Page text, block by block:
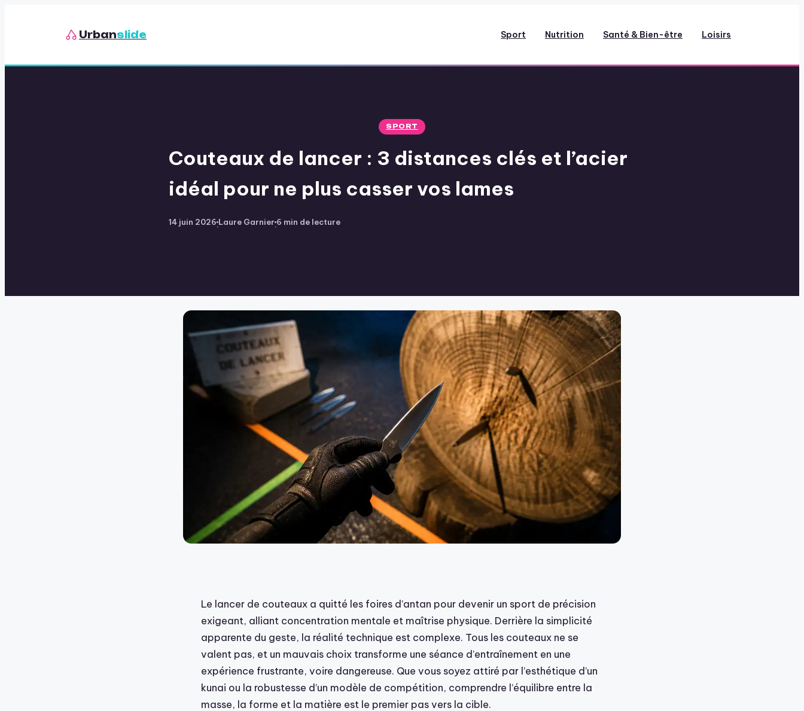
Urbanslide Sport Nutrition Santé & Bien-être Loisirs
SPORT
Couteaux de lancer : 3 distances clés et l’acier
idéal pour ne plus casser vos lames
14 juin 2026
·
Laure Garnier
·
6 min de lecture
Le lancer de couteaux a quitté les foires d’antan pour devenir un sport de précision
exigeant, alliant concentration mentale et maîtrise physique. Derrière la simplicité
apparente du geste, la réalité technique est complexe. Tous les couteaux ne se
valent pas, et un mauvais choix transforme une séance d’entraînement en une
expérience frustrante, voire dangereuse. Que vous soyez attiré par l’esthétique d’un
kunai ou la robustesse d’un modèle de compétition, comprendre l’équilibre entre la
masse, la forme et la matière est le premier pas vers la cible.